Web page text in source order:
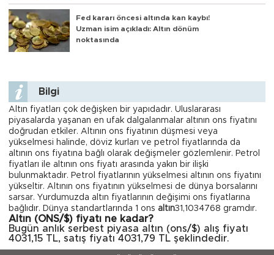
Fed kararı öncesi altında kan kaybı!
Uzman isim açıkladı: Altın dönüm
noktasında
Bilgi
Altın fiyatları çok değişken bir yapıdadır. Uluslararası
piyasalarda yaşanan en ufak dalgalanmalar altının ons fiyatını
doğrudan etkiler. Altının ons fiyatının düşmesi veya
yükselmesi halinde, döviz kurları ve petrol fiyatlarında da
altının ons fiyatına bağlı olarak değişmeler gözlemlenir. Petrol
fiyatları ile altının ons fiyatı arasında yakın bir ilişki
bulunmaktadır. Petrol fiyatlarının yükselmesi altının ons fiyatını
yükseltir. Altının ons fiyatının yükselmesi de dünya borsalarını
sarsar. Yurdumuzda altın fiyatlarının değişimi ons fiyatlarına
bağlıdır. Dünya standartlarında 1 ons altın31,1034768 gramdır.
Altın (ONS/$) fiyatı ne kadar?
Bugün anlık serbest piyasa altın (ons/$) alış fiyatı
4031,15 TL, satış fiyatı 4031,79 TL şeklindedir.